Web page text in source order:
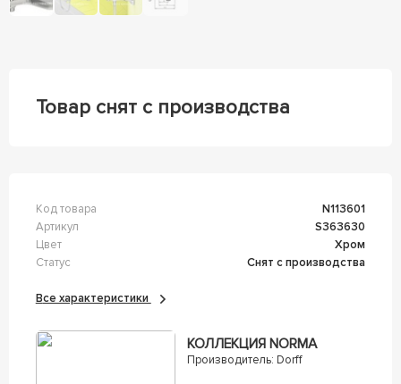
Товар снят с производства
Код товара
n113601
Артикул
s363630
Цвет
Хром
Статус
Снят с производства
Все характеристики
КОЛЛЕКЦИЯ NORMA
Производитель: Dorff